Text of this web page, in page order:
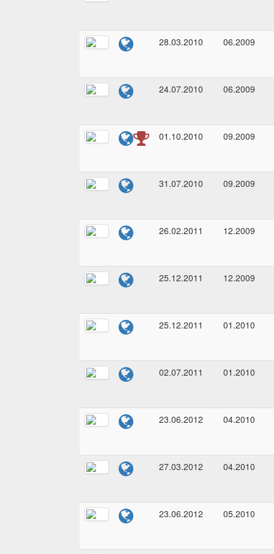
28.03.2010 06.2009
24.07.2010 06.2009
01.10.2010 09.2009
31.07.2010 09.2009
26.02.2011 12.2009
25.12.2011 12.2009
25.12.2011 01.2010
02.07.2011 01.2010
23.06.2012 04.2010
27.03.2012 04.2010
23.06.2012 05.2010